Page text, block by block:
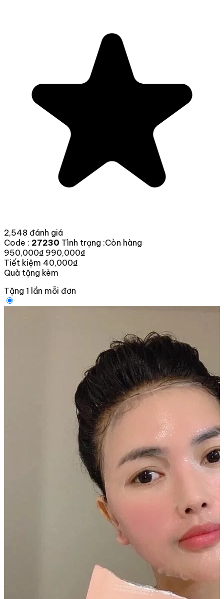
2,548 đánh giá
Code : 27230 Tình trạng :Còn hàng
950,000₫ 990,000₫
Tiết kiệm 40,000₫
Quà tặng kèm
Tặng 1 lần mỗi đơn